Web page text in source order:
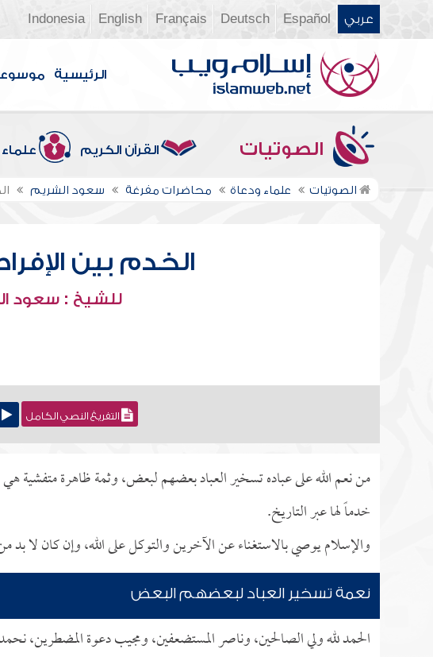
عربي Español
Deutsch
Français
English
Indonesia
الرئيسية
الصوتيات القرآن الكريم
الصوتيات علماء ودعاة محاضرات مفرغة سعود الشريم
الخدم بين
للشيخ : سعود
التفريغ النصي الكامل
من نعم الله على عباده تسخير العباد بعضهم لبعض، وثمة ظاهرة متفشية
خدماً لها عبر التاريخ.
والإسلام يوصي بالاستغناء عن الآخرين والتوكل على الله، وإن كان لا
نعمة تسخير العباد لبعضهم البعض
الحمد لله ولي الصالحين، وناصر المستضعفين، ومجيب دعوة المضطرين،